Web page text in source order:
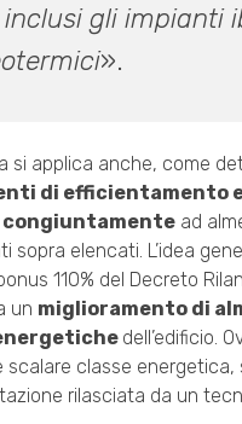
gli impianti
».
si applica anche, come
di efficientamento
congiuntamente ad
sopra elencati. L’idea
110% del Decreto
un miglioramento di
dell’edificio.
scalare classe energetica,
rilasciata da un